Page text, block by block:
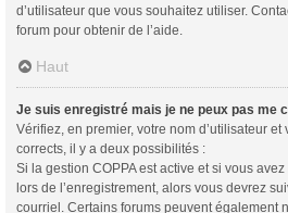
d’utilisateur que vous souhaitez utiliser.
forum pour obtenir de l’aide.
Haut
Je suis enregistré mais je ne peux pas me
Vérifiez, en premier, votre nom d’utilisateur et
corrects, il y a deux possibilités :
Si la gestion COPPA est active et si vous
lors de l’enregistrement, alors vous devrez
courriel. Certains forums peuvent également